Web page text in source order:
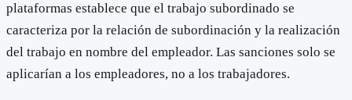
plataformas establece que el trabajo subordinado se
caracteriza por la relación de subordinación y la realización
del trabajo en nombre del empleador. Las sanciones solo se
aplicarían a los empleadores, no a los trabajadores.